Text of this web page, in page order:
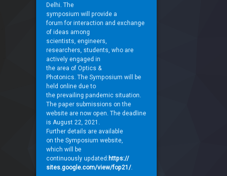
Delhi. The
symposium will provide a
forum for interaction and exchange
of ideas among
scientists, engineers,
researchers, students, who are
actively engaged in
the area of Optics &
Photonics. The Symposium will
be
held online due to
the prevailing pandemic situation.
The paper submissions on the
website are now open. The deadline
is August 22, 2021.
Further details are available
on the Symposium website,
which will be
continuously updated: https://
sites.google.com/view/fop21/